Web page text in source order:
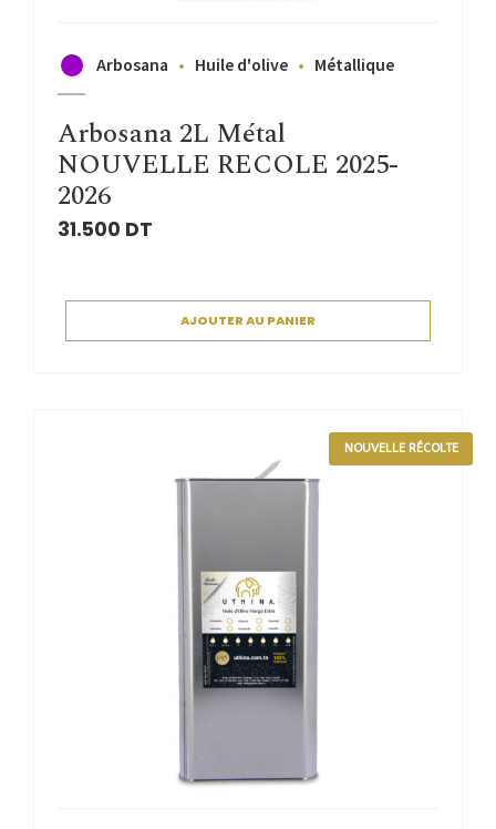
Arbosana Huile d'olive Métallique
Arbosana 2L Métal
NOUVELLE RECOLE 2025-
2026
31.500 DT
AJOUTER AU PANIER
NOUVELLE RÉCOLTE